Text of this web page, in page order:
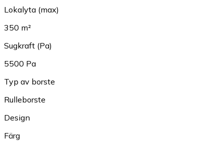
Lokalyta (max)
350 m²
Sugkraft (Pa)
5500 Pa
Typ av borste
Rulleborste
Design
Färg